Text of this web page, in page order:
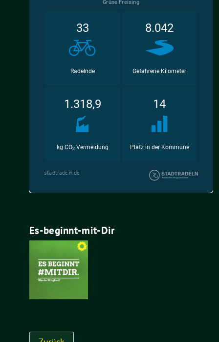
Es-beginnt-mit-Dir